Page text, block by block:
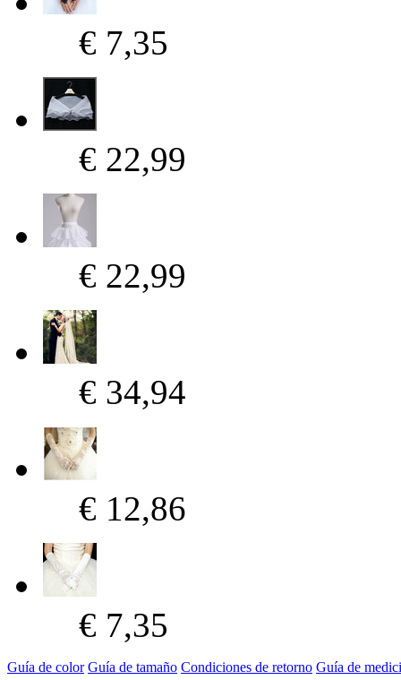
€ 7,35
€ 22,99
€ 22,99
€ 34,94
€ 12,86
€ 7,35
Guía de color Guía de tamaño Condiciones de retorno Guía de